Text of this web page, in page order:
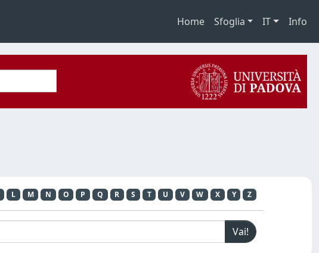
Home Sfoglia IT Info
L M N O P Q R S T U V W X Y Z